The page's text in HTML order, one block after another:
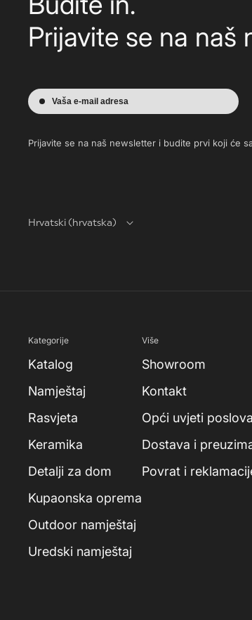
Prijavite se na naš
Vaša e-mail adresa
Prijavite se na naš newsletter i budite prvi koji će
Hrvatski (hrvatska)
Kategorije
Katalog
Namještaj
Rasvjeta
Keramika
Detalji za dom
Kupaonska oprema
Outdoor namještaj
Uredski namještaj
Više
Showroom
Kontakt
Opći uvjeti
Dostava i
Povrat i